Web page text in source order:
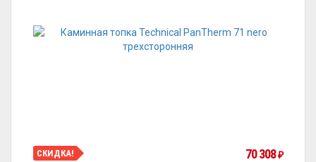
СКИДКА! 70 308₽